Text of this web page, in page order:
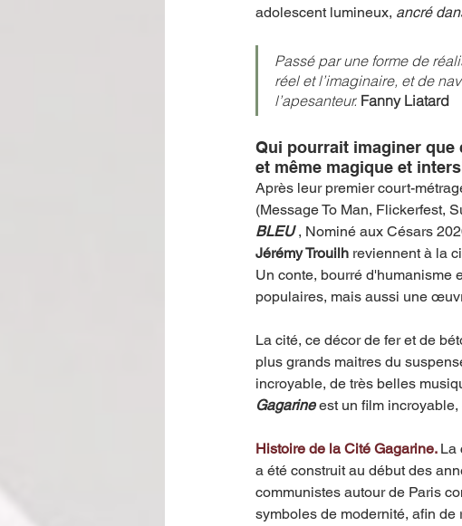
adolescent lumineux, ancré
Passé par une forme de
réel et l’imaginaire, et de
l’apesanteur. Fanny Liatard
Qui pourrait imaginer que
et même magique et
Après leur premier court-
(Message To Man, Flickerfest,
BLEU , Nominé aux Césars
Jérémy Trouilh reviennent à la
Un conte, bourré d'humanisme
populaires, mais aussi une
La cité, ce décor de fer et de
plus grands maitres du
incroyable, de très belles
Gagarine est un film
Histoire de la Cité Gagarine. La
a été construit au début des
communistes autour de Paris
symboles de modernité, afin